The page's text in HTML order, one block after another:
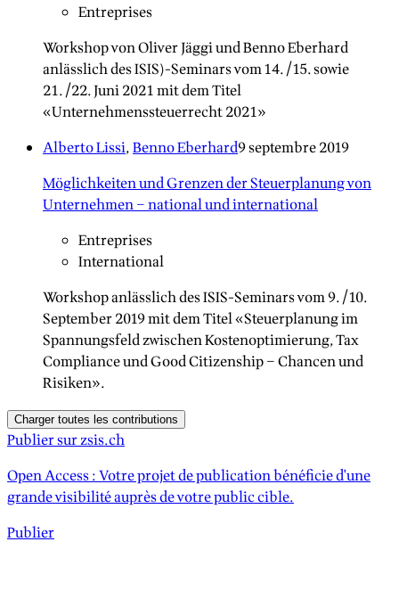
Entreprises
Workshop von Oliver Jäggi und Benno Eberhard
anlässlich des ISIS)-Seminars vom 14./15. sowie
21./22. Juni 2021 mit dem Titel
«Unternehmenssteuerrecht 2021»
Alberto Lissi,Benno Eberhard9 septembre 2019
Möglichkeiten und Grenzen der Steuerplanung von
Unternehmen – national und international
Entreprises
International
Workshop anlässlich des ISIS-Seminars vom 9./10.
September 2019 mit dem Titel «Steuerplanung im
Spannungsfeld zwischen Kostenoptimierung, Tax
Compliance und Good Citizenship – Chancen und
Risiken».
Charger toutes les contributions
Publier sur zsis.ch
Open Access : Votre projet de publication bénéficie d'une
grande visibilité auprès de votre public cible.
Publier